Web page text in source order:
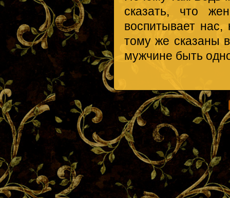
сказать, что
воспитывает
тому же сказаны
мужчине быть
Страницы